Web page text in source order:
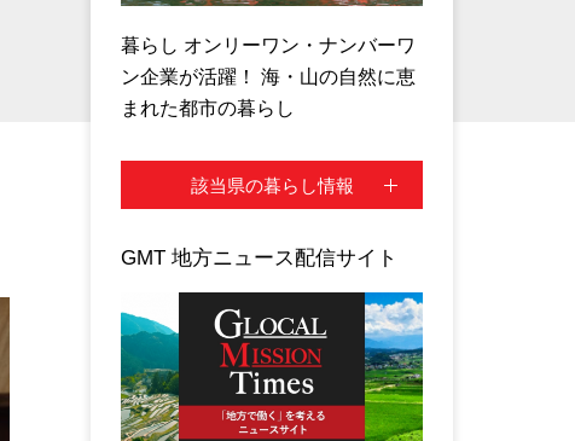
暮らし オンリーワン・ナンバーワ
ン企業が活躍！ 海・山の自然に恵
まれた都市の暮らし
該当県の暮らし情報
GMT 地方ニュース配信サイト